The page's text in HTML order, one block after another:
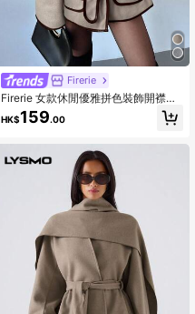
Firerie
Firerie 女款休閒優雅拼色裝飾開襟外
套/繫帶拼色飾邊粗花呢外套/棕色外套
秋季女裝/秋季女裝/冬季女裝/冬季女
裝，秋季，秋季女裝，冬季女裝
HK$159.00